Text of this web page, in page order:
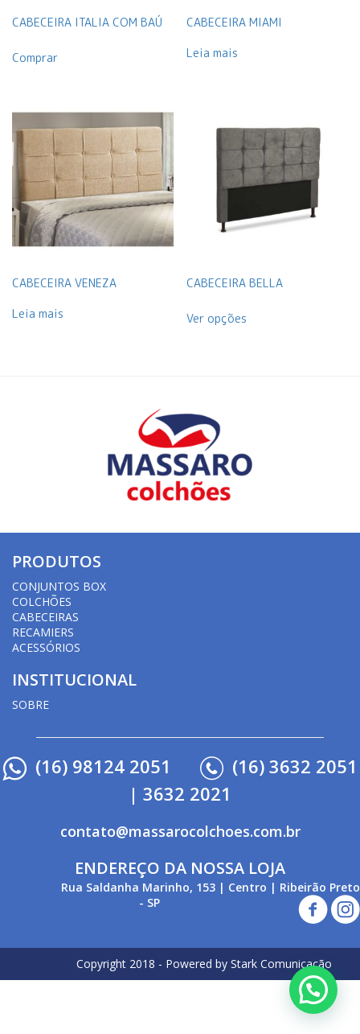
CABECEIRA ITALIA COM BAÚ
Comprar
CABECEIRA MIAMI
Leia mais
CABECEIRA VENEZA
Leia mais
CABECEIRA BELLA
Ver opções
PRODUTOS
CONJUNTOS BOX
COLCHÕES
CABECEIRAS
RECAMIERS
ACESSÓRIOS
INSTITUCIONAL
SOBRE
(16) 98124 2051
(16) 3632 2051
| 3632 2021
contato@massarocolchoes.com.br
ENDEREÇO DA NOSSA LOJA
Rua Saldanha Marinho, 153 | Centro | Ribeirão Preto
- SP
Copyright 2018 - Powered by Stark Comunicação